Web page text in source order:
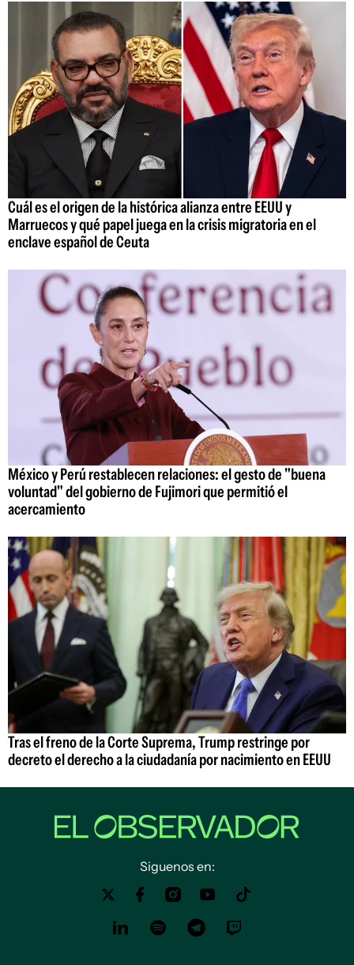
Cuál es el origen de la histórica alianza entre EEUU y
Marruecos y qué papel juega en la crisis migratoria en el
enclave español de Ceuta
México y Perú restablecen relaciones: el gesto de "buena
voluntad" del gobierno de Fujimori que permitió el
acercamiento
Tras el freno de la Corte Suprema, Trump restringe por
decreto el derecho a la ciudadanía por nacimiento en EEUU
Siguenos en: